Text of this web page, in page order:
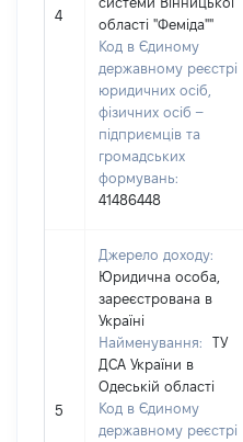
4
області "Феміда""
Код в Єдиному
державному реєстрі
юридичних осіб,
фізичних осіб –
підприємців та
громадських
формувань:
41486448
5
Джерело доходу:
Юридична особа,
зареєстрована в
Україні
Найменування:
ТУ
ДСА України в
Одеській області
Код в Єдиному
державному реєстрі